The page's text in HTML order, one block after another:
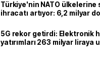
Türkiye'nin NATO ülkelerine
ihracatı artıyor: 6,2 milyar
5G rekor getirdi: Elektronik
yatırımları 263 milyar liraya